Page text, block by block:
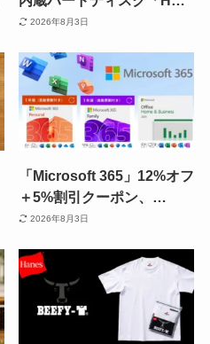
8TB／24TB」がAmazonタ
2026年8月3日
「Microsoft 365」12%オフ
＋5%割引クーポン、
「Windows11」18%オフ
| マイクロソフト365 手動
更新方法も紹介
2026年8月3日